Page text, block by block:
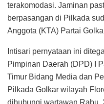
terakomodasi. Jaminan
berpasangan di Pilkada
Anggota (KTA) Partai
Intisari pernyataan ini
Pimpinan Daerah (DPD) I
Timur Bidang Media dan
Pilkada Golkar wilayah
dihubungi wartawan Rabu,